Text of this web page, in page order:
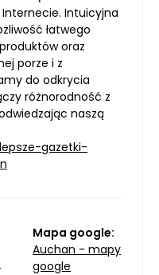
Intuicyjna
łatwego
oraz
porze i z
do odkrycia
różnorodność z
naszą
gazetki-
Mapa google:
Auchan - mapy
google